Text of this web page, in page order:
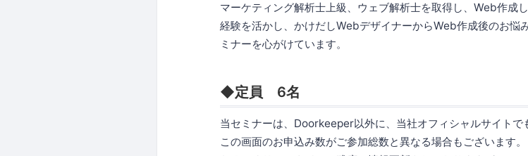
マーケティング解析士上級、ウェブ解析士を取得し、Web作成
経験を活かし、かけだしWebデザイナーからWeb作成後のお悩
ミナーを心がけています。
◆定員 6名
当セミナーは、Doorkeeper以外に、当社オフィシャルサイトで
この画面のお申込み数がご参加総数と異なる場合もございます。